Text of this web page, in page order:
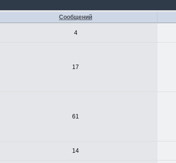
Сообщений
4
17
61
14